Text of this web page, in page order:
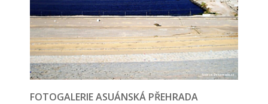
FOTOGALERIE ASUÁNSKÁ PŘEHRADA